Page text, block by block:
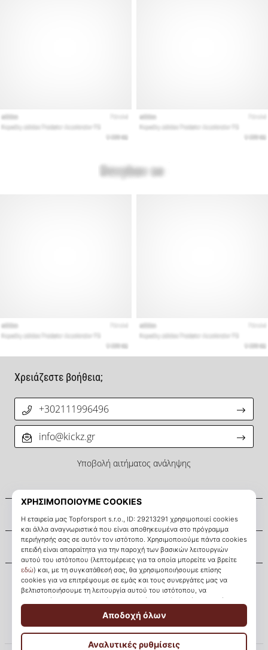
KICKZ.gr
Σχετικά μ' εμάς
Εξυπηρέτηση πελατών
Χρειάζεστε βοήθεια;
+302111996496
info@kickz.gr
Υποβολή αιτήματος ανάληψης